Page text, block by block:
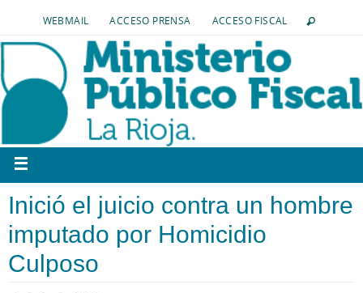
WEBMAIL ACCESO PRENSA ACCESO FISCAL
Inició el juicio contra un hombre
imputado por Homicidio
Culposo